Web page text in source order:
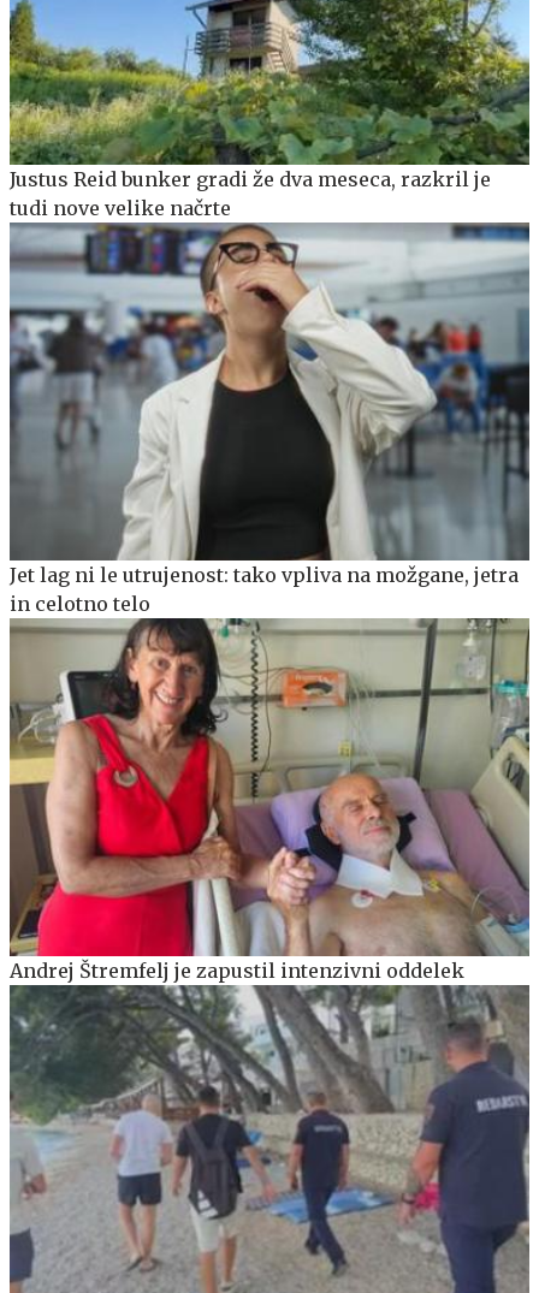
Justus Reid bunker gradi že dva meseca, razkril je
tudi nove velike načrte
Jet lag ni le utrujenost: tako vpliva na možgane, jetra
in celotno telo
Andrej Štremfelj je zapustil intenzivni oddelek